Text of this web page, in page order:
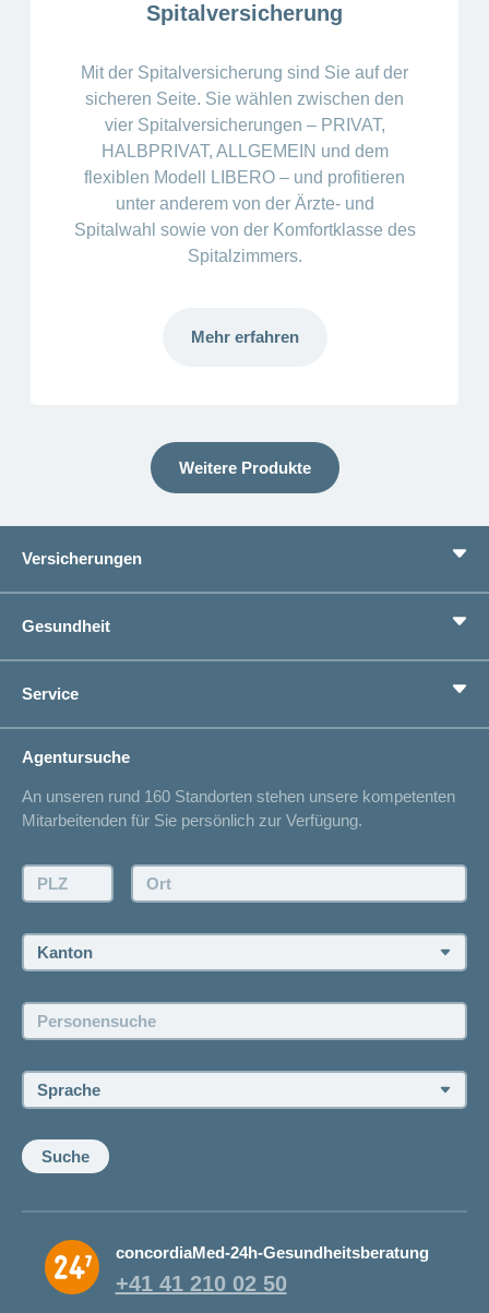
Spitalversicherung
Mit der Spitalversicherung sind Sie auf der
sicheren Seite. Sie wählen zwischen den
vier Spitalversicherungen – PRIVAT,
HALBPRIVAT, ALLGEMEIN und dem
flexiblen Modell LIBERO – und profitieren
unter anderem von der Ärzte- und
Spitalwahl sowie von der Komfortklasse des
Spitalzimmers.
Mehr erfahren
Weitere Produkte
Versicherungen
Zusatzversicherungen
Vorsorge
Ich suche eine Versicherung für
Lebenssituation
Sparen bei der Versicherung
Gesundheit
Gesundheitskompass
concordiaMed
Service
Spitalliste
Unfallmeldung
Offertanfrage
Rückruf anfordern
Offene Stellen
Agentursuche
An unseren rund 160 Standorten stehen unsere kompetenten
Mitarbeitenden für Sie persönlich zur Verfügung.
PLZ: Ort:
Kanton:
Personensuche:
Sprache:
Suche
concordiaMed-24h-Gesundheitsberatung
+41 41 210 02 50